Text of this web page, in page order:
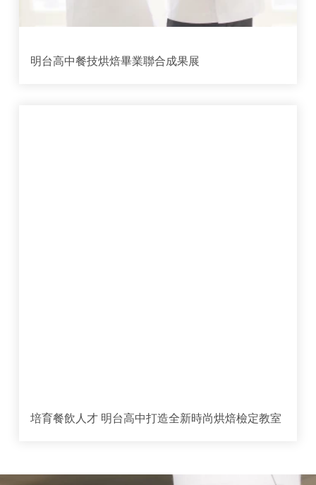
明台高中餐技烘焙畢業聯合成果展
培育餐飲人才 明台高中打造全新時尚烘焙檢定教室